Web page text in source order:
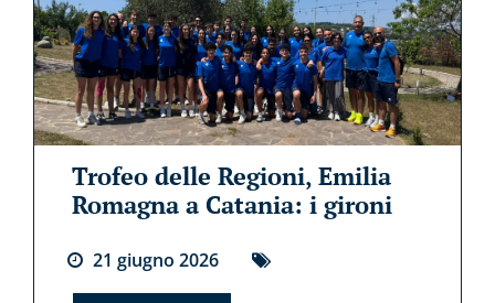
Trofeo delle Regioni, Emilia
Romagna a Catania: i gironi
21 giugno 2026